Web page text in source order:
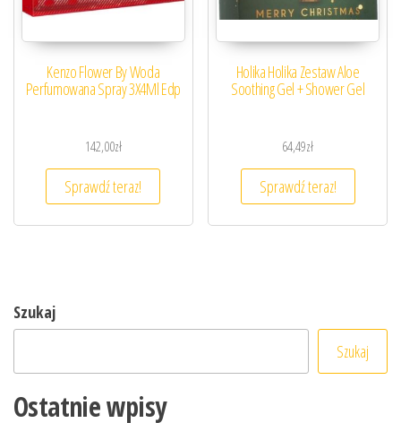
Kenzo Flower By Woda
Perfumowana Spray 3X4Ml Edp
142,00zł
Sprawdź teraz!
Holika Holika Zestaw Aloe
Soothing Gel + Shower Gel
64,49zł
Sprawdź teraz!
Szukaj
Szukaj
Ostatnie wpisy